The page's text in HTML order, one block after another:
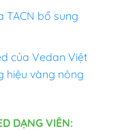
TACN bổ sung
của Vedan Việt
hiệu vàng nông
DẠNG VIÊN: